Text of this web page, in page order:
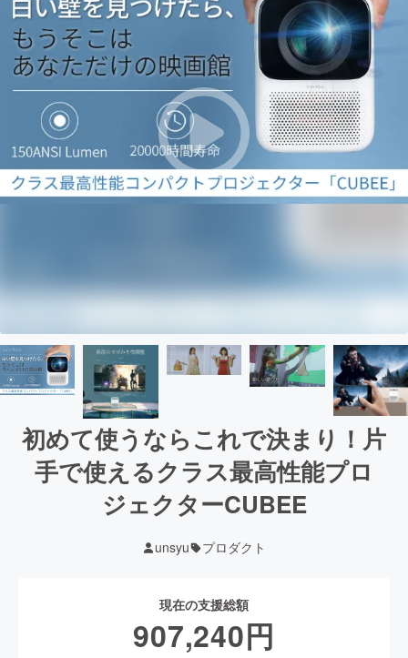
初めて使うならこれで決まり！片
手で使えるクラス最高性能プロ
ジェクターCUBEE
unsyu プロダクト
現在の支援総額
907,240円